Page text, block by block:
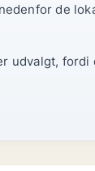
de
udvalgt,